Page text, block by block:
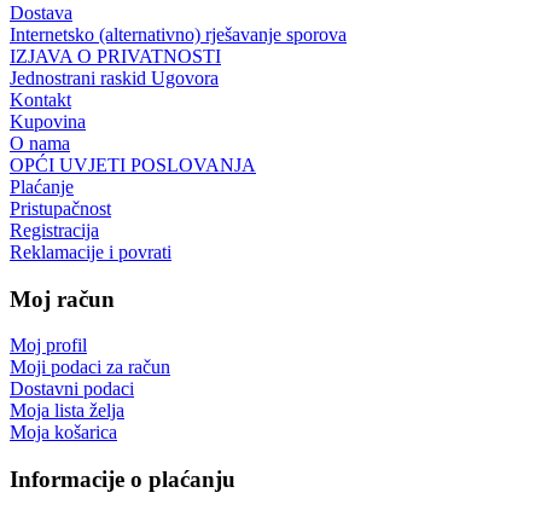
Dostava
Internetsko (alternativno) rješavanje sporova
IZJAVA O PRIVATNOSTI
Jednostrani raskid Ugovora
Kontakt
Kupovina
O nama
OPĆI UVJETI POSLOVANJA
Plaćanje
Pristupačnost
Registracija
Reklamacije i povrati
Moj račun
Moj profil
Moji podaci za račun
Dostavni podaci
Moja lista želja
Moja košarica
Informacije o plaćanju